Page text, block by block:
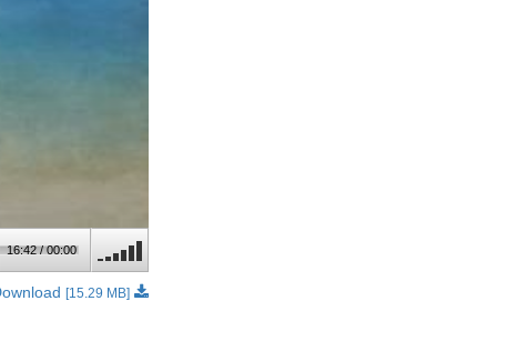
00:00
/
16:42
[15.29 MB]